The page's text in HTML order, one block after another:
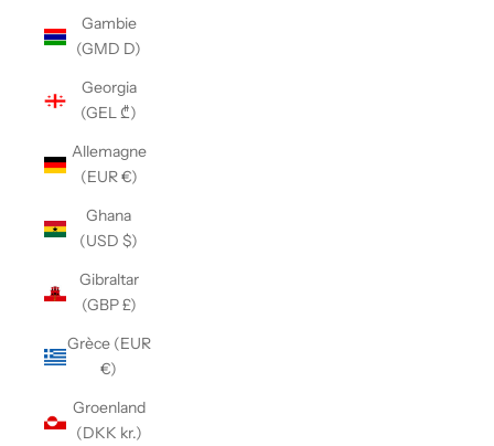
Gambie
(GMD D)
Georgia
(GEL ₾)
Allemagne
(EUR €)
Ghana
(USD $)
Gibraltar
(GBP £)
Grèce (EUR
€)
Groenland
(DKK kr.)